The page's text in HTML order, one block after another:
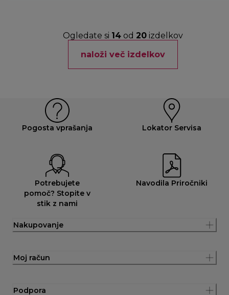
Ogledate si 14od 20izdelkov
naloži več izdelkov
Pogosta vprašanja Lokator Servisa
Potrebujete
pomoč? Stopite v
stik z nami
Navodila Priročniki
Nakupovanje
Moj račun
Podpora